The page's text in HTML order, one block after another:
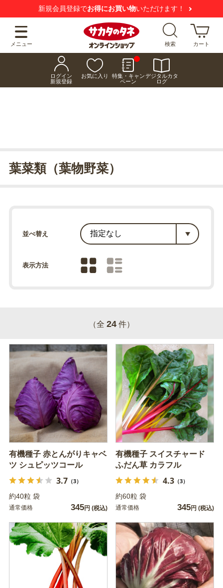
新規会員登録でお得にお買い物いただけます！
メニュー 検索 カート
ログイン
新規登録
お気に入り
特集・キャン
ペーン
デジタルカタ
ログ
葉菜類（葉物野菜）
並べ替え
表示方法
（全 24 件）
有機種子 赤とんがりキャベ
ツ シュピッツコール
3.7（3）
約40粒 袋
通常価格 345円 (税込)
有機種子 スイスチャード
ふだん草 カラフル
4.3（3）
約60粒 袋
通常価格 345円 (税込)